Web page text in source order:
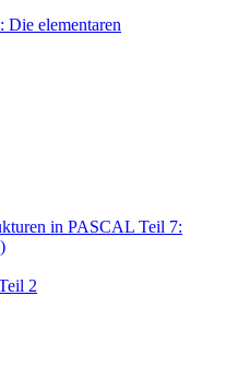
Die elementaren
in PASCAL Teil 7:
2